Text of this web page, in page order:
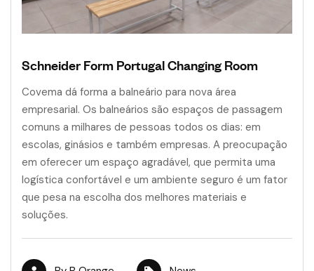
Schneider Form Portugal Changing Room
Covema dá forma a balneário para nova área
empresarial. Os balneários são espaços de passagem
comuns a milhares de pessoas todos os dias: em
escolas, ginásios e também empresas. A preocupação
em oferecer um espaço agradável, que permita uma
logística confortável e um ambiente seguro é um fator
que pesa na escolha dos melhores materiais e
soluções.